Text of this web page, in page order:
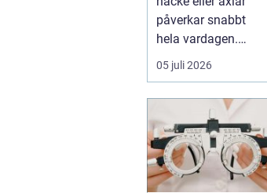
påverkar snabbt
hela vardagen.
Sömn, arbete,
träning och humör
...
05 juli 2026